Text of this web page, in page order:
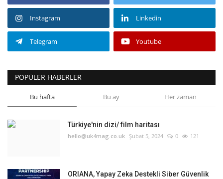
Instagram Linkedin
Telegram Youtube
POPÜLER HABERLER
Bu hafta Bu ay Her zaman
Türkiye'nin dizi/ film haritası
hello@uk4mag.co.uk Şubat 5, 2024 0 121
ORIANA, Yapay Zeka Destekli Siber Güvenlik